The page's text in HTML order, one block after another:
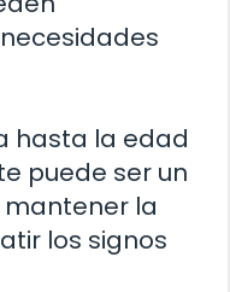
hasta la edad
puede ser un
la
los signos